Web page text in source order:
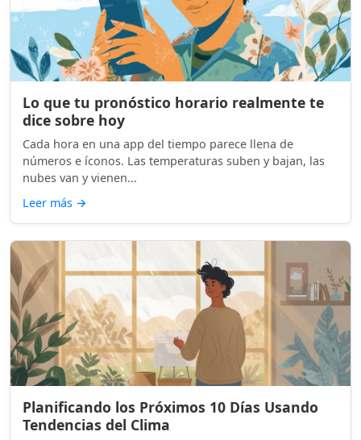
Lo que tu pronóstico horario realmente te
dice sobre hoy
Cada hora en una app del tiempo parece llena de
números e íconos. Las temperaturas suben y bajan, las
nubes van y vienen...
Leer más →
Planificando los Próximos 10 Días Usando
Tendencias del Clima